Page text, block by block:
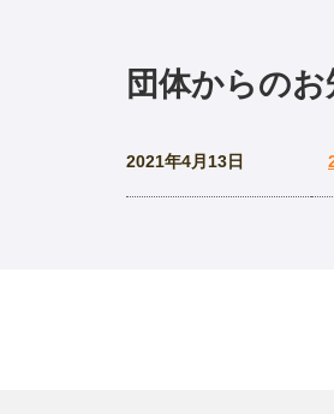
団体からの
2021年4月13日